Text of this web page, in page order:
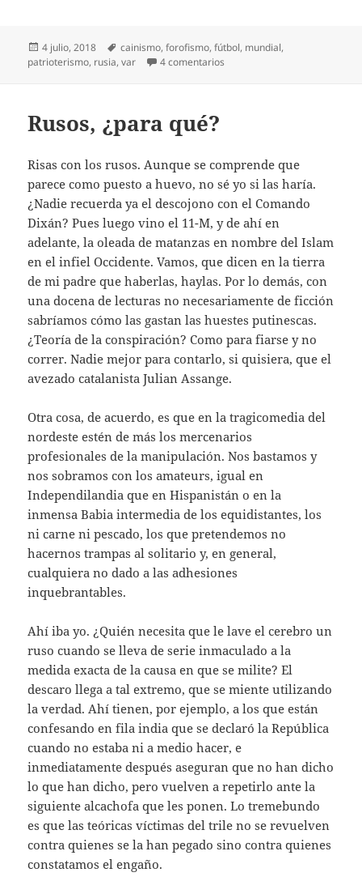
Publicado
el
4 julio, 2018 Etiquetas
cainismo,forofismo,fútbol, mundial,
patrioterismo, rusia,var 4 comentarios
Rusos, ¿para qué?
Risas con los rusos. Aunque se comprende que
parece como puesto a huevo, no sé yo si las haría.
¿Nadie recuerda ya el descojono con el Comando
Dixán? Pues luego vino el 11-M, y de ahí en
adelante, la oleada de matanzas en nombre del Islam
en el infiel Occidente. Vamos, que dicen en la tierra
de mi padre que haberlas, haylas. Por lo demás, con
una docena de lecturas no necesariamente de ficción
sabríamos cómo las gastan las huestes putinescas.
¿Teoría de la conspiración? Como para fiarse y no
correr. Nadie mejor para contarlo, si quisiera, que el
avezado catalanista Julian Assange.
Otra cosa, de acuerdo, es que en la tragicomedia del
nordeste estén de más los mercenarios
profesionales de la manipulación. Nos bastamos y
nos sobramos con los amateurs, igual en
Independilandia que en Hispanistán o en la
inmensa Babia intermedia de los equidistantes, los
ni carne ni pescado, los que pretendemos no
hacernos trampas al solitario y, en general,
cualquiera no dado a las adhesiones
inquebrantables.
Ahí iba yo. ¿Quién necesita que le lave el cerebro un
ruso cuando se lleva de serie inmaculado a la
medida exacta de la causa en que se milite? El
descaro llega a tal extremo, que se miente utilizando
la verdad. Ahí tienen, por ejemplo, a los que están
confesando en fila india que se declaró la República
cuando no estaba ni a medio hacer, e
inmediatamente después aseguran que no han dicho
lo que han dicho, pero vuelven a repetirlo ante la
siguiente alcachofa que les ponen. Lo tremebundo
es que las teóricas víctimas del trile no se revuelven
contra quienes se la han pegado sino contra quienes
constatamos el engaño.